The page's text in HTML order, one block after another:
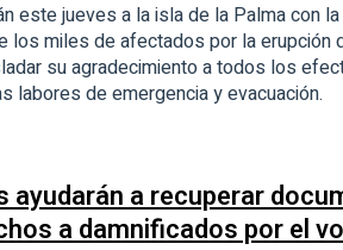
este jueves a la isla de la Palma con
los miles de afectados por la erupción
su agradecimiento a todos los
labores de emergencia y evacuación.
ayudarán a recuperar
a damnificados por el